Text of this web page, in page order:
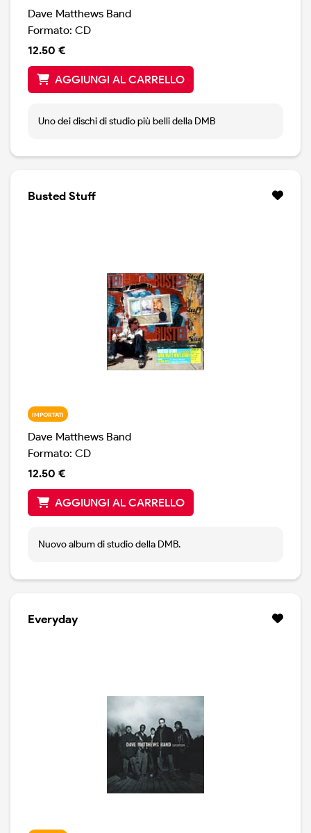
Dave Matthews Band
Formato: CD
12.50 €
AGGIUNGI AL CARRELLO
Uno dei dischi di studio più belli della DMB
Busted Stuff
IMPORTATI
Dave Matthews Band
Formato: CD
12.50 €
AGGIUNGI AL CARRELLO
Nuovo album di studio della DMB.
Everyday